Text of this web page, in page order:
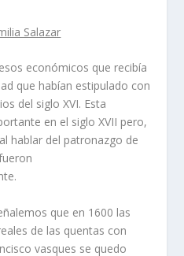
Salazar
económicos que recibía
que habían estipulado con
del siglo XVI. Esta
en el siglo XVII pero,
hablar del patronazgo de
que en 1600 las
de las quentas con
vasques se quedo